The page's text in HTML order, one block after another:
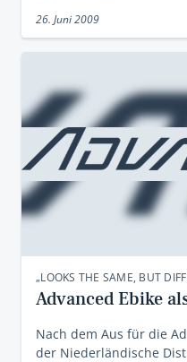
26. Juni 2009
„LOOKS THE SAME, BUT
Advanced Ebike
Nach dem Aus für die
der Niederländische